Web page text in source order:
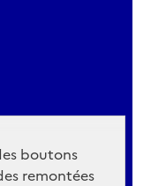
boutons
remontées